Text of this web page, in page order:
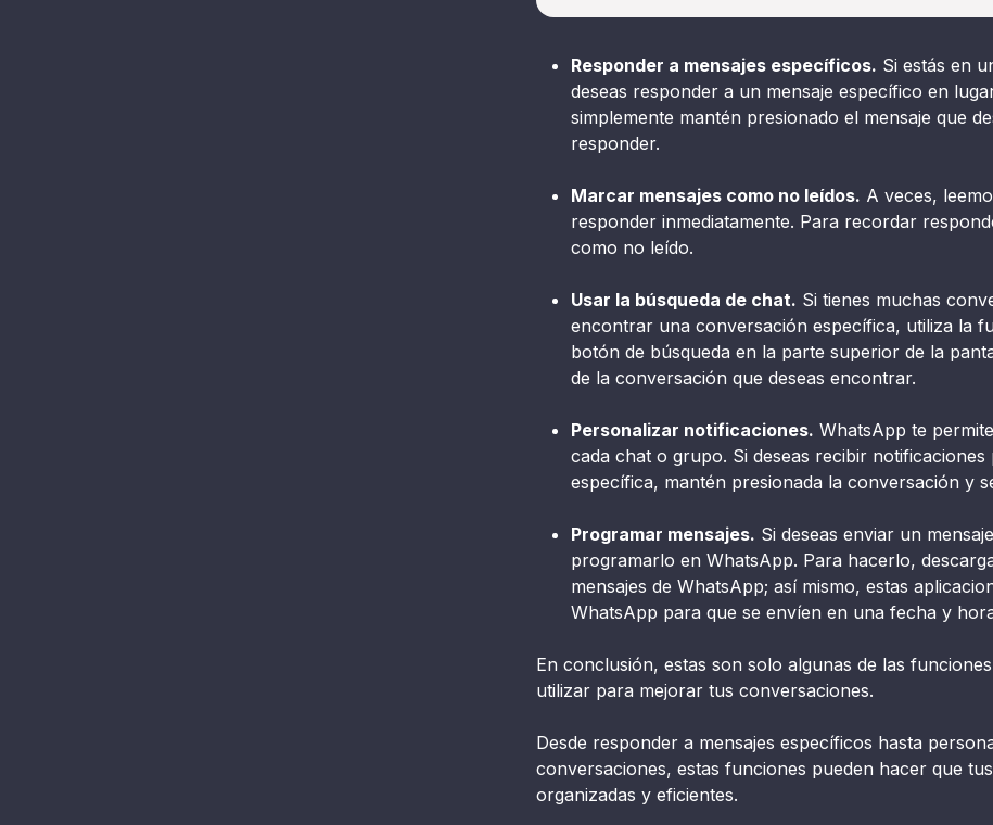
Responder a mensajes específicos. Si estás en
deseas responder a un mensaje específico en
simplemente mantén presionado el mensaje que
responder.
Marcar mensajes como no leídos. A veces,
responder inmediatamente. Para recordar
como no leído.
Usar la búsqueda de chat. Si tienes muchas
encontrar una conversación específica, utiliza la
botón de búsqueda en la parte superior de la
de la conversación que deseas encontrar.
Personalizar notificaciones. WhatsApp te
cada chat o grupo. Si deseas recibir
específica, mantén presionada la conversación y
Programar mensajes. Si deseas enviar un
programarlo en WhatsApp. Para hacerlo,
mensajes de WhatsApp; así mismo, estas
WhatsApp para que se envíen en una fecha y
En conclusión, estas son solo algunas de las
utilizar para mejorar tus conversaciones.
Desde responder a mensajes específicos hasta
conversaciones, estas funciones pueden hacer que
organizadas y eficientes.